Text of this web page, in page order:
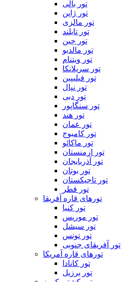
تور بالی
تور ژاپن
تور مالزی
تور تایلند
تور چین
تور مالدیو
تور ویتنام
تور سریلانکا
تور فیلیپین
تور نپال
تور دبی
تور سنگاپور
تور هند
تور عمان
تور کامبوج
تور ماکائو
تور ارمنستان
تور آذربایجان
تور بوتان
تور تاجیکستان
تور قطر
تورهای قاره آفریقا
تور کنیا
تور موریس
تور سیشل
تور تونس
تور آفریقای جنوبی
تورهای قاره آمریکا
تور کانادا
تور برزیل